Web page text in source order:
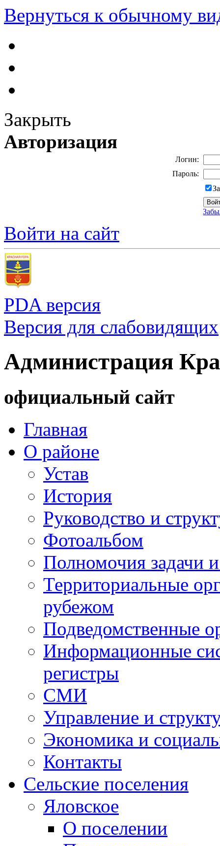
Вернуться к обычному
Закрыть
Авторизация
Логин:
Пароль:
Войти на сайт
PDA версия
Версия для слабовидящих
Администрация
официальный сайт
Главная
О районе
Устав
История
Руководство и
Фотоальбом
Полномочия задачи
Территориальные
рубежом
Подведомственные
Информационные
регистры
СМИ
Управление и
Экономика и
Контакты
Сельские поселения
Яловское
О поселении